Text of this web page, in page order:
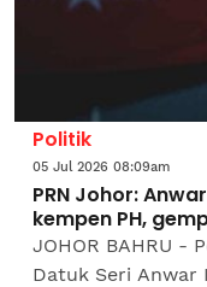
Politik
05 Jul 2026 08:09am
PRN Johor:
kempen PH,
JOHOR BAHRU -
Datuk Seri Anwar